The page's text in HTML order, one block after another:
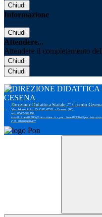
Chiudi
Informazione
Chiudi
Attendere...
Attendere il completamento
Chiudi
Chiudi
Direzione Didattica Statale 7° Circolo
Via Adone Zoli, 35 CAP 47521 - Cesena (FC)
tel: 0547-383193
email: foee02300r@istruzione.it - pec:
C.F. 81007690407